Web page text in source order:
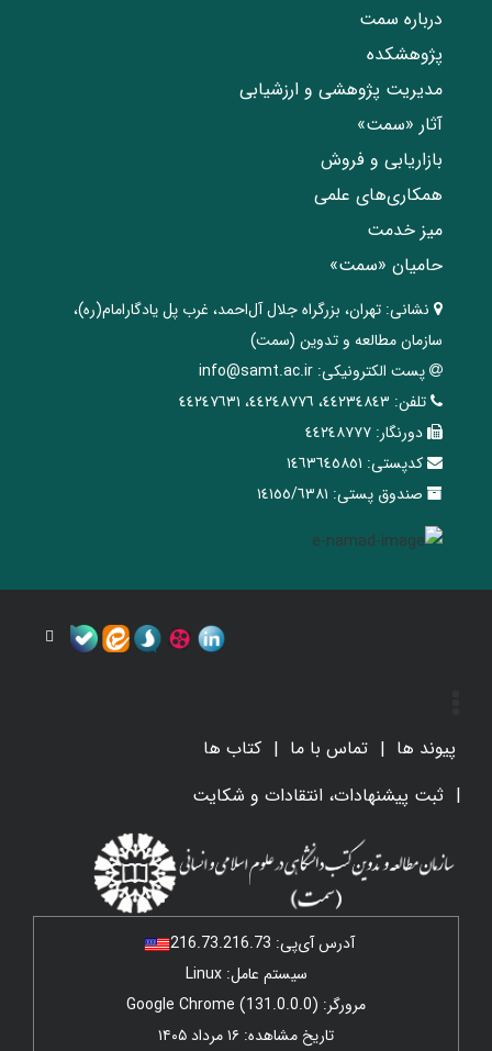
درباره سمت
پژوهشکده
مدیریت پژوهشی و ارزشیابی
آثار «سمت»
بازاریابی و فروش
همکاری‌های علمی
میز خدمت
حامیان «سمت»
نشانی: تهران، ‌بزرگراه ‌جلال آل‌احمد، غرب پل يادگار‌امام(ره)‌،
سازمان مطالعه و تدوین‌ (سمت)
پست الکترونیکی: info@samt.ac.ir
تلفن: ٤٤٢٣٤٨٤٣، ٤٤٢٤٨٧٧٦، ٤٤٢٤٧٦٣١
دورنگار: ٤٤٢٤٨٧٧٧
کدپستی: ١٤٦٣٦٤٥٨٥١
صندوق پستی: ١٤١٥٥/٦٣٨١
پیوند ها تماس با ما
کتاب ها
ثبت پیشنهادات، انتقادات و شکایت
آدرس آی‌پی: 216.73.216.73
سیستم عامل: Linux
مرورگر: Google Chrome (131.0.0.0)
تاریخ مشاهده: ۱۶ مرداد ۱۴۰۵